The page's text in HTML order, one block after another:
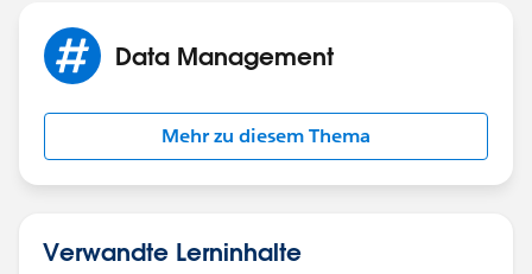
Data Management
Mehr zu diesem Thema
Verwandte Lerninhalte